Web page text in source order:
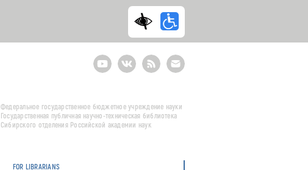
YoutubeВКонтактеRSS
E-
mail
подписка
Федеральное государственное бюджетное учреждение науки
Государственная публичная научно-техническая библиотека
Сибирского отделения Российской академии наук
FOR LIBRARIANS